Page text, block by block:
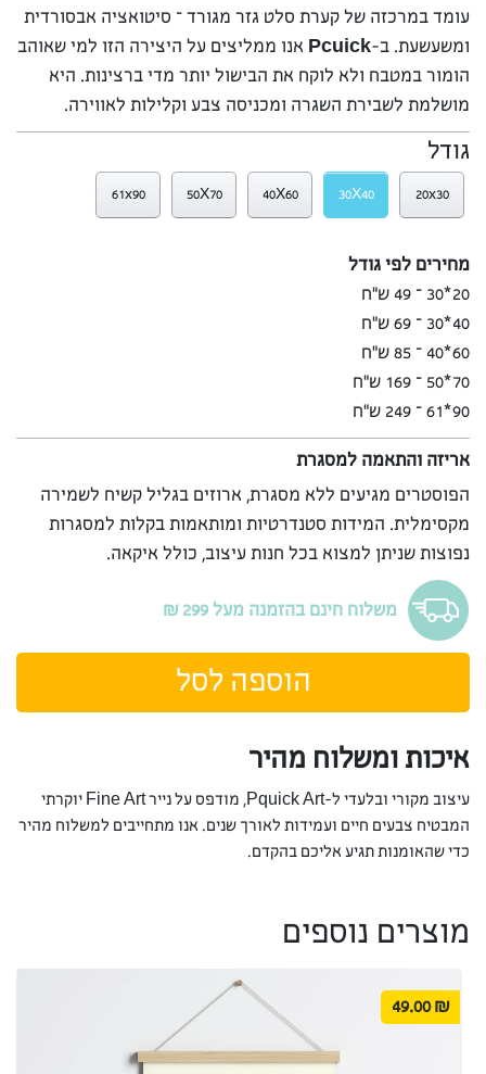
עומד במרכזה של קערת סלט גזר מגורד – סיטואציה אבסורדית
ומשעשעת. ב-Pcuick אנו ממליצים על היצירה הזו למי שאוהב
הומור במטבח ולא לוקח את הבישול יותר מדי ברצינות. היא
מושלמת לשבירת השגרה ומכניסה צבע וקלילות לאווירה.
גודל
20x30
30X40
40X60
50X70
61x90
מחירים לפי גודל
20*30 – 49 ש”ח
40*30 – 69 ש”ח
60*40 – 85 ש”ח
70*50 – 169 ש”ח
90*61 – 249 ש”ח
אריזה והתאמה למסגרת
הפוסטרים מגיעים ללא מסגרת, ארוזים בגליל קשיח לשמירה
מקסימלית. המידות סטנדרטיות ומותאמות בקלות למסגרות
נפוצות שניתן למצוא בכל חנות עיצוב, כולל איקאה.
משלוח חינם בהזמנה מעל 299 ₪
הוספה לסל
איכות ומשלוח מהיר
עיצוב מקורי ובלעדי ל-Pquick Art, מודפס על נייר Fine Art יוקרתי
המבטיח צבעים חיים ועמידות לאורך שנים. אנו מתחייבים למשלוח מהיר
כדי שהאומנות תגיע אליכם בהקדם.
מוצרים נוספים
₪
49.00